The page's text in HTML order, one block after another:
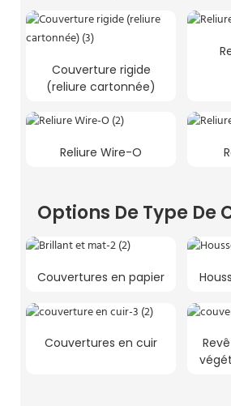
Couverture rigide
(reliure cartonnée)
Reliure Wire-O
Options De Type De
Couvertures en papier
Couvertures en cuir